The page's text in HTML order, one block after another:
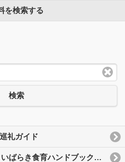
を検索する
検索
礼ガイド
茨城放送食プロジェクトいばらき食育ハンドブック2015